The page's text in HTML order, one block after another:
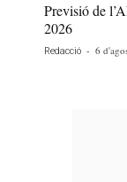
Previsió de
2026
Redacció - 6